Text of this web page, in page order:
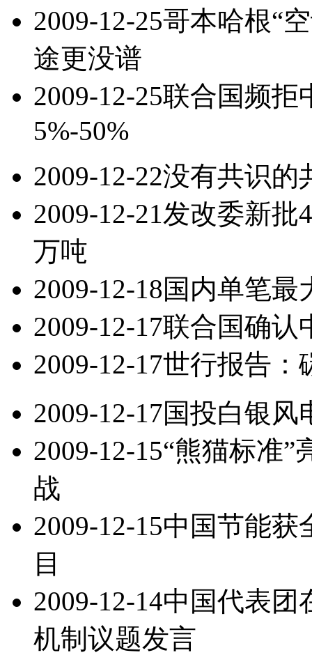
2009-12-25哥本哈根“
途更没谱
2009-12-25联合国频拒
5%-50%
2009-12-22没有共识的
2009-12-21发改委新批
万吨
2009-12-18国内单笔最
2009-12-17联合国确认
2009-12-17世行报告：
2009-12-17国投白银风
2009-12-15“熊猫标准”
战
2009-12-15中国节能获
目
2009-12-14中国代表团
机制议题发言